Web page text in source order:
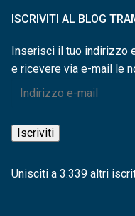
ISCRIVITI AL BLOG
Inserisci il tuo indirizzo
e ricevere via e-mail le
Indirizzo
mail
Iscriviti
Unisciti a 3.339 altri